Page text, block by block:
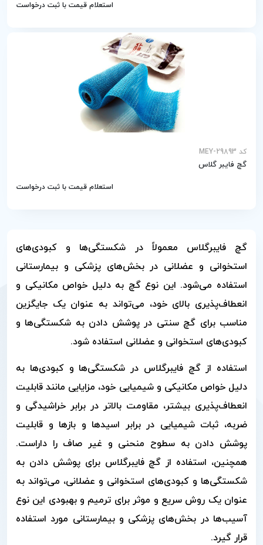
استعلام قیمت با ثبت درخواست
کد MEY-29893
گچ فایبر گلاس
استعلام قیمت با ثبت درخواست
گچ فایبرگلاس معمولاً در شکستگی‌ها و کبودی‌های
استخوانی و عضلانی در بخش‌های پزشکی و بیمارستانی
استفاده می‌شود. این نوع گچ به دلیل خواص مکانیکی و
انعطاف‌پذیری بالای خود، می‌تواند به عنوان یک جایگزین
مناسب برای گچ سنتی در پوشش دادن به شکستگی‌ها و
کبودی‌های استخوانی و عضلانی استفاده شود.
استفاده از گچ فایبرگلاس در شکستگی‌ها و کبودی‌ها به
دلیل خواص مکانیکی و شیمیایی خود، مزایایی مانند قابلیت
انعطاف‌پذیری بیشتر، مقاومت بالاتر در برابر خراشیدگی و
ضربه، ثبات شیمیایی در برابر اسیدها و بازها و قابلیت
پوشش دادن به سطوح منحنی و غیر صاف را داراست.
همچنین، استفاده از گچ فایبرگلاس برای پوشش دادن به
شکستگی‌ها و کبودی‌های استخوانی و عضلانی، می‌تواند به
عنوان یک روش سریع و موثر برای ترمیم و بهبودی این نوع
آسیب‌ها در بخش‌های پزشکی و بیمارستانی مورد استفاده
قرار گیرد.